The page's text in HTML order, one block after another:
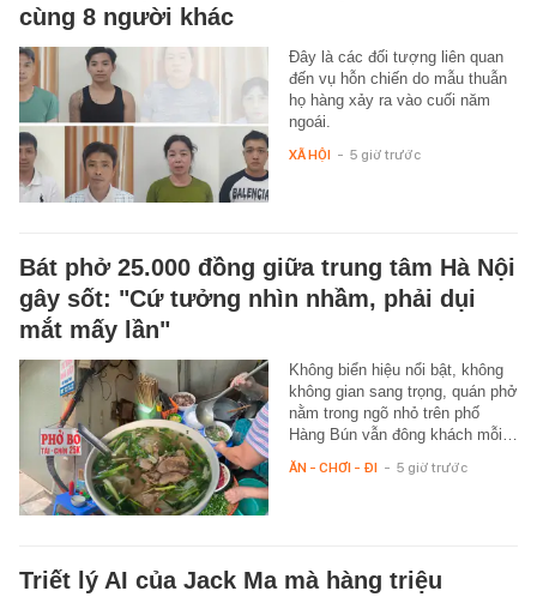
cùng 8 người khác
Đây là các đối tượng liên quan
đến vụ hỗn chiến do mẫu thuẫn
họ hàng xảy ra vào cuối năm
ngoái.
XÃ HỘI - 5 giờ trước
Bát phở 25.000 đồng giữa trung tâm Hà Nội
gây sốt: "Cứ tưởng nhìn nhầm, phải dụi
mắt mấy lần"
Không biển hiệu nổi bật, không
không gian sang trọng, quán phở
nằm trong ngõ nhỏ trên phố
Hàng Bún vẫn đông khách mỗi…
ĂN - CHƠI - ĐI - 5 giờ trước
Triết lý AI của Jack Ma mà hàng triệu